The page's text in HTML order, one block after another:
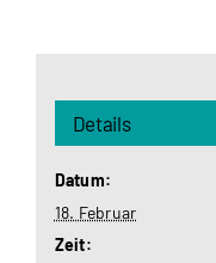
Details
Datum:
18. Februar
Zeit: